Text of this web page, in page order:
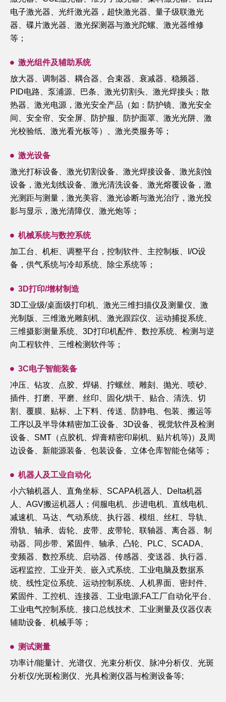
电子激光器、光纤激光器，超快激光器、量子级联激光
器、碟片激光器、激光探测器与激光陀螺、激光器维修
等；
激光组件及辅助系统
放大器、调制器、耦合器、合束器、衰减器、稳频器、
PID电路、泵浦源、巴条、激光切割头、激光焊接头；散
热器、激光电源，激光安全产品（如：防护镜、激光安全
间、安全帘、安全屏、防护服、防护面罩、激光光阱、激
光校验纸、激光看光板等）、激光类服务等；
激光设备
激光打标设备、激光切割设备、激光焊接设备、激光刻蚀
设备，激光划线设备、激光清洗设备、激光熔覆设备，激
光测距与测量，激光美容、激光诊断与激光治疗，激光投
影与显示，激光清障仪、激光炮等；
机械系统与数控系统
加工台、机柜、调整平台，控制软件、主控制板、I/O设
备，供气系统与冷却系统、除尘系统等；
3D打印/增材制造
3D工业级/桌面级打印机、激光三维扫描仪及测量仪、激
光制版、三维激光雕刻机、激光跟踪仪、运动捕捉系统、
三维摄影测量系统、3D打印机配件、数控系统、检测与逆
向工程软件、三维检测软件等；
3C电子智能装备
冲压、钻攻、点胶、焊锡、拧螺丝、雕刻、抛光、喷砂、
插件、打磨、平磨、丝印、固化/烘干、贴合、清洗、切
割、覆膜、贴标、上下料、传送、防静电、包装、搬运等
工序以及半导体精密加工设备、3D设备、视觉软件及检测
设备、SMT（点胶机、焊膏精密印刷机、贴片机等)）及周
边设备、新能源装备、包装设备、立体仓库智能仓储等；
机器人及工业自动化
小六轴机器人、直角坐标、SCAPA机器人、Delta机器
人、AGV搬运机器人；伺服电机、步进电机、直线电机、
减速机、马达、气动系统、执行器、模组、丝杠、导轨、
滑轨、轴承、齿轮、皮带、皮带轮、联轴器、离合器、制
动器、同步带、紧固件、轴承、凸轮、PLC、SCADA、
变频器、数控系统、启动器、传感器、变送器、执行器、
远程监控、工业开关、嵌入式系统、工业电脑及数据系
统、线性定位系统、运动控制系统、人机界面、密封件、
紧固件、工控机、连接器、工业电源;FA工厂自动化平台、
工业电气控制系统、接口总线技术、工业测量及仪器仪表
辅助设备、机械手等；
测试测量
功率计/能量计、光谱仪、光束分析仪、脉冲分析仪、光斑
分析仪/光斑检测仪、光具检测仪器与检测设备等;